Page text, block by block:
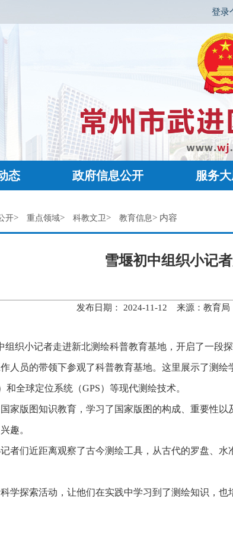
登录
态 政府信息公开 服务
开> 重点领域> 科教文卫> 教育信息> 内容
雪堰初中组织小记
发布日期： 2024-11-12 来源：教育局
组织小记者走进新北测绘科普教育基地，开启了一段
人员的带领下参观了科普教育基地。这里展示了测
和全球定位系统（GPS）等现代测绘技术。
家版图知识教育，学习了国家版图的构成、重要性
趣。
者们近距离观察了古今测绘工具，从古代的罗盘、
学探索活动，让他们在实践中学习到了测绘知识，